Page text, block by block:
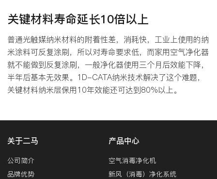
关键材料寿命延长10倍以上
普通光触媒纳米材料的附着性差，消耗快，工业上使用的纳
米涂料可反复涂刷，所以对寿命要求低，而家用空气净化器
就不能做到反复涂刷，一般净化器使用三个月后效能下降，
半年后基本无效果。1D-CATA纳米技术解决了这个难题，
关键材料纳米层保用10年效能还可达到80%以上。
关于二马
公司简介
品牌优势
产品中心
空气消毒净化机
新风（消毒）净化系统